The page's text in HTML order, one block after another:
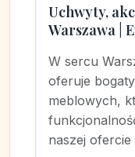
Uchwyty,
Warszawa |
W sercu
oferuje
meblowych,
naszej ofercie